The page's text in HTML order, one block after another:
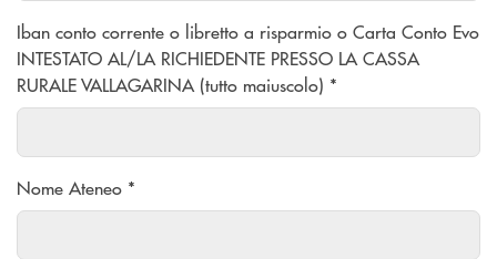
Iban conto corrente o libretto a risparmio o Carta Conto Evo
INTESTATO AL/LA RICHIEDENTE PRESSO LA CASSA
RURALE VALLAGARINA (tutto maiuscolo) *
Nome Ateneo *